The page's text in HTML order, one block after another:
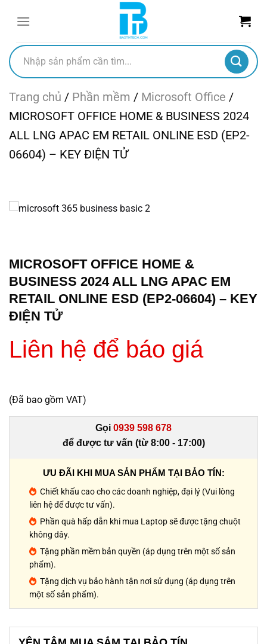
dungTìm
kiếm:
Trang chủ / Phần mềm / Microsoft Office /
MICROSOFT OFFICE HOME & BUSINESS 2024
ALL LNG APAC EM RETAIL ONLINE ESD (EP2-
06604) – KEY ĐIỆN TỬ
MICROSOFT OFFICE HOME &
BUSINESS 2024 ALL LNG APAC EM
RETAIL ONLINE ESD (EP2-06604) – KEY
ĐIỆN TỬ
Liên hệ để báo giá
(Đã bao gồm VAT)
Gọi 0939 598 678
để được tư vấn (từ 8:00 - 17:00)
ƯU ĐÃI KHI MUA SẢN PHẨM TẠI BẢO TÍN:
Chiết khấu cao cho các doanh nghiệp, đại lý (Vui lòng
liên hệ để được tư vấn).
Phần quà hấp dẫn khi mua Laptop sẽ được tặng chuột
không dây.
Tặng phần mềm bản quyền (áp dụng trên một số sản
phẩm).
Tặng dịch vụ bảo hành tận nơi sử dụng (áp dụng trên
một số sản phẩm).